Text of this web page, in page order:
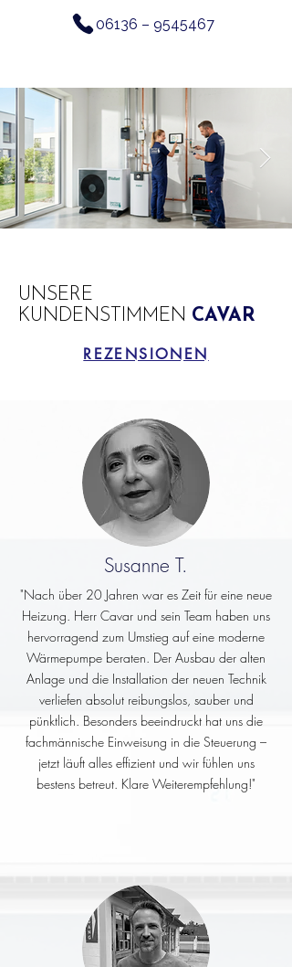
06136 – 9545467
UNSERE
KUNDENSTIMMEN CAVAR
REZENSIONEN
Susanne T.
"Nach über 20 Jahren war es Zeit für eine neue
Heizung. Herr Cavar und sein Team haben uns
hervorragend zum Umstieg auf eine moderne
Wärmepumpe beraten. Der Ausbau der alten
Anlage und die Installation der neuen Technik
verliefen absolut reibungslos, sauber und
pünktlich. Besonders beeindruckt hat uns die
fachmännische Einweisung in die Steuerung –
jetzt läuft alles effizient und wir fühlen uns
bestens betreut. Klare Weiterempfehlung!"